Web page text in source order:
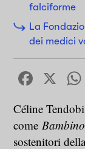
falciforme
La
dei medici
X
Céline
come
sostenitori